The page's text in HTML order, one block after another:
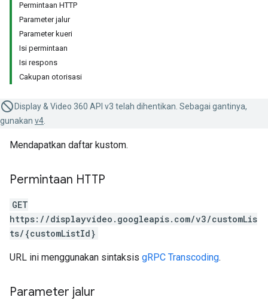
Permintaan HTTP
Parameter jalur
Parameter kueri
Isi permintaan
Isi respons
Cakupan otorisasi
Display & Video 360 API v3 telah dihentikan. Sebagai gantinya,
gunakan v4
Mendapatkan daftar kustom.
Permintaan HTTP
GET
https://displayvideo.googleapis.com/v3/customLis
ts/{customListId}
URL ini menggunakan sintaksis gRPC Transcoding.
Parameter jalur